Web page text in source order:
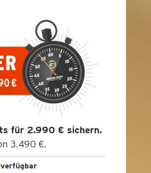
für 2.990 € sichern.
3.490 €.
verfügbar